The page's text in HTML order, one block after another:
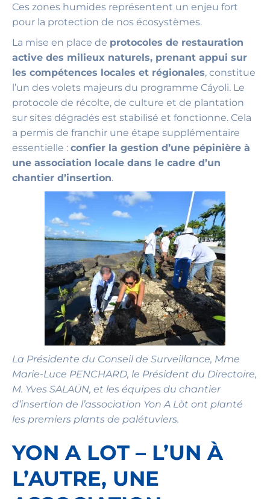
Ces zones humides représentent un enjeu fort
pour la protection de nos écosystèmes.
La mise en place de protocoles de restauration
active des milieux naturels, prenant appui sur
les compétences locales et régionales, constitue
l’un des volets majeurs du programme Cáyoli. Le
protocole de récolte, de culture et de plantation
sur sites dégradés est stabilisé et fonctionne. Cela
a permis de franchir une étape supplémentaire
essentielle : confier la gestion d’une pépinière à
une association locale dans le cadre d’un
chantier d’insertion.
La Présidente du Conseil de Surveillance, Mme
Marie-Luce PENCHARD, le Président du Directoire,
M. Yves SALAÜN, et les équipes du chantier
d’insertion de l’association Yon A Lòt ont planté
les premiers plants de palétuviers.
YON A LOT – L’UN À
L’AUTRE, UNE